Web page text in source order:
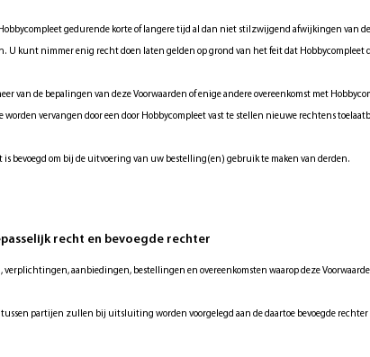
gedurende korte of langere tijd al dan niet stilzwijgend afwijkingen van
U kunt nimmer enig recht doen laten gelden op grond van het feit dat Hobbycompleet
van de bepalingen van deze Voorwaarden of enige andere overeenkomst met
worden vervangen door een door Hobbycompleet vast te stellen nieuwe rechtens
is bevoegd om bij de uitvoering van uw bestelling(en) gebruik te maken van derden.
recht en bevoegde rechter
verplichtingen, aanbiedingen, bestellingen en overeenkomsten waarop deze
partijen zullen bij uitsluiting worden voorgelegd aan de daartoe bevoegde